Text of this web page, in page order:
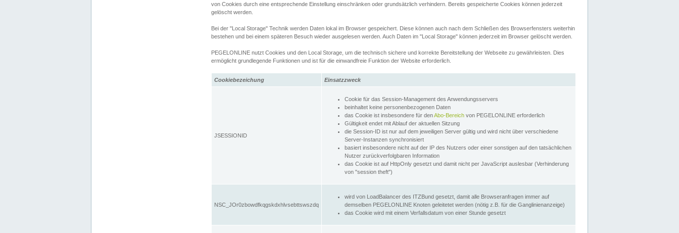
von Cookies durch eine entsprechende Einstellung einschränken oder grundsätzlich verhindern. Bereits gespeicherte Cookies können jederzeit
gelöscht werden.
Bei der "Local Storage" Technik werden Daten lokal im Browser gespeichert. Diese können auch nach dem Schließen des Browserfensters weiterhin
bestehen und bei einem späteren Besuch wieder ausgelesen werden. Auch Daten im "Local Storage" können jederzeit im Browser gelöscht werden.
PEGELONLINE nutzt Cookies und den Local Storage, um die technisch sichere und korrekte Bereitstellung der Webseite zu gewährleisten. Dies
ermöglicht grundlegende Funktionen und ist für die einwandfreie Funktion der Website erforderlich.
Cookiebezeichung Einsatzzweck
JSESSIONID
Cookie für das Session-Management des Anwendungsservers
beinhaltet keine personenbezogenen Daten
das Cookie ist insbesondere für denAbo-Bereich von PEGELONLINE erforderlich
Gültigkeit endet mit Ablauf der aktuellen Sitzung
die Session-ID ist nur auf dem jeweiligen Server gültig und wird nicht über verschiedene
Server-Instanzen synchronisiert
basiert insbesondere nicht auf der IP des Nutzers oder einer sonstigen auf den tatsächlichen
Nutzer zurückverfolgbaren Information
das Cookie ist auf HttpOnly gesetzt und damit nicht per JavaScript auslesbar (Verhinderung
von "session theft")
NSC_JOr0zbowdfkqgskdxhlvsebttswszdq
wird von LoadBalancer des ITZBund gesetzt, damit alle Browseranfragen immer auf
demselben PEGELONLINE Knoten geleitetet werden (nötig z.B. für die Ganglinienanzeige)
das Cookie wird mit einem Verfallsdatum von einer Stunde gesetzt